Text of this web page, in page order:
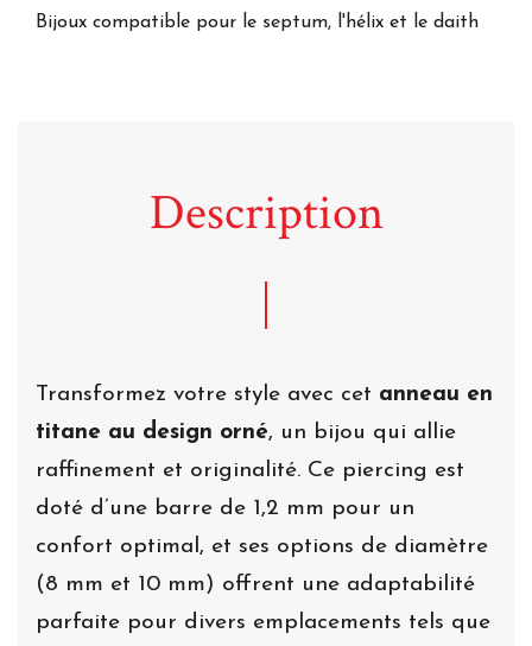
Bijoux compatible pour le septum, l'hélix et le daith
Description
Transformez votre style avec cet anneau en
titane au design orné, un bijou qui allie
raffinement et originalité. Ce piercing est
doté d’une barre de 1,2 mm pour un
confort optimal, et ses options de diamètre
(8 mm et 10 mm) offrent une adaptabilité
parfaite pour divers emplacements tels que